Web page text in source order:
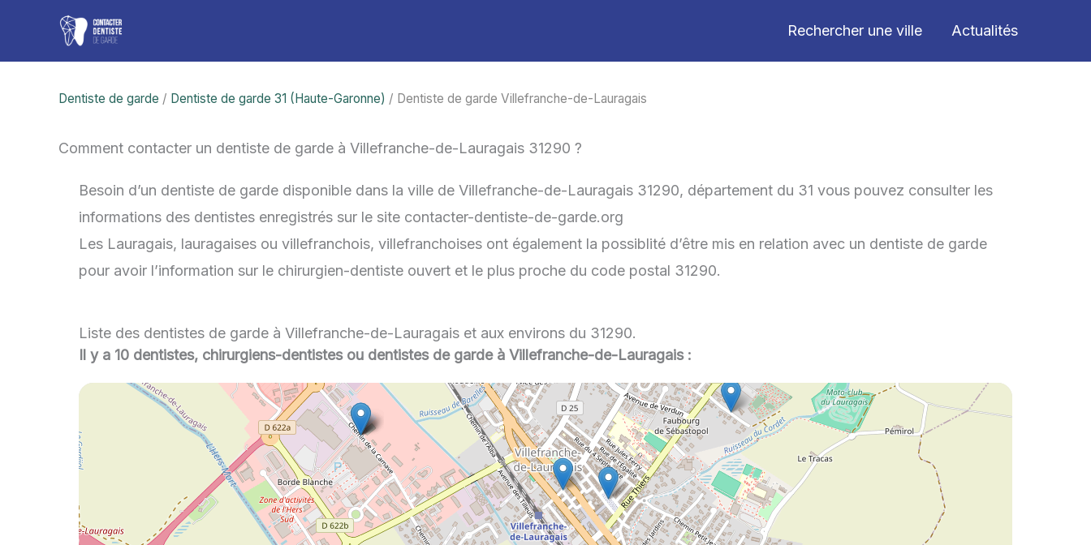
contenu
Rechercher une ville Actualités
Dentiste de garde / Dentiste de garde 31 (Haute-Garonne) / Dentiste de garde Villefranche-de-Lauragais
Comment contacter un dentiste de garde à Villefranche-de-Lauragais 31290 ?
Besoin d’un dentiste de garde disponible dans la ville de Villefranche-de-Lauragais 31290, département du 31 vous pouvez consulter les
informations des dentistes enregistrés sur le site contacter-dentiste-de-garde.org
Les Lauragais, lauragaises ou villefranchois, villefranchoises ont également la possiblité d’être mis en relation avec un dentiste de garde
pour avoir l’information sur le chirurgien-dentiste ouvert et le plus proche du code postal 31290.
Liste des dentistes de garde à Villefranche-de-Lauragais et aux environs du 31290.
Il y a 10 dentistes, chirurgiens-dentistes ou dentistes de garde à Villefranche-de-Lauragais :